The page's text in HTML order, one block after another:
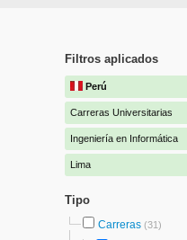
Filtros aplicados
Perú
Carreras Universitarias
Ingeniería en Informática
Lima
Tipo
Carreras (31)